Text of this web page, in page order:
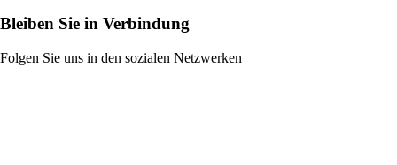
Bleiben Sie in Verbindung
Folgen Sie uns in den sozialen Netzwerken